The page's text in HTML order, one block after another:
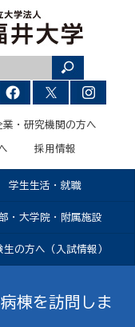
業・研究機関の方へ
採用情報
学生生活・就職
・大学院・附属施設
生の方へ（入試情報）
棟を訪問しま